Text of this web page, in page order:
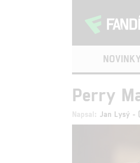
Perry
Napsal: Jan Lysý -